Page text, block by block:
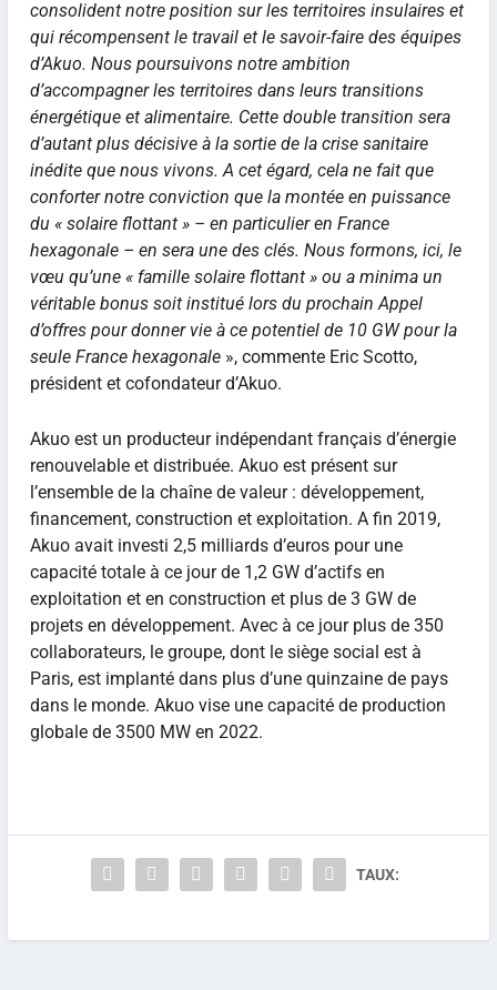
consolident notre position sur les territoires insulaires et
qui récompensent le travail et le savoir-faire des équipes
d’Akuo. Nous poursuivons notre ambition
d’accompagner les territoires dans leurs transitions
énergétique et alimentaire. Cette double transition sera
d’autant plus décisive à la sortie de la crise sanitaire
inédite que nous vivons. A cet égard, cela ne fait que
conforter notre conviction que la montée en puissance
du « solaire ﬂottant » – en particulier en France
hexagonale – en sera une des clés. Nous formons, ici, le
vœu qu’une « famille solaire ﬂottant » ou a minima un
véritable bonus soit institué lors du prochain Appel
d’offres pour donner vie à ce potentiel de 10 GW pour la
seule France hexagonale», commente Eric Scotto,
président et cofondateur d’Akuo.
Akuo est un producteur indépendant français d’énergie
renouvelable et distribuée. Akuo est présent sur
l’ensemble de la chaîne de valeur : développement,
ﬁnancement, construction et exploitation. A ﬁn 2019,
Akuo avait investi 2,5 milliards d’euros pour une
capacité totale à ce jour de 1,2 GW d’actifs en
exploitation et en construction et plus de 3 GW de
projets en développement. Avec à ce jour plus de 350
collaborateurs, le groupe, dont le siège social est à
Paris, est implanté dans plus d’une quinzaine de pays
dans le monde. Akuo vise une capacité de production
globale de 3500 MW en 2022.
TAUX: